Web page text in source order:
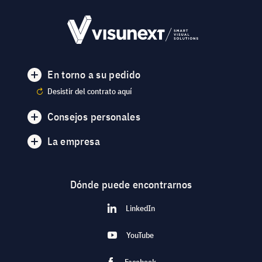
En torno a su pedido
Desistir del contrato aquí
Consejos personales
La empresa
Dónde puede encontrarnos
LinkedIn
YouTube